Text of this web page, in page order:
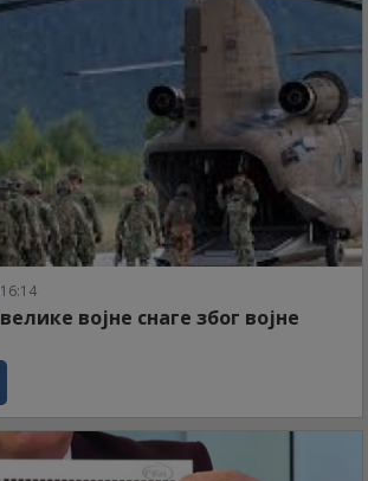
војне снаге због војне